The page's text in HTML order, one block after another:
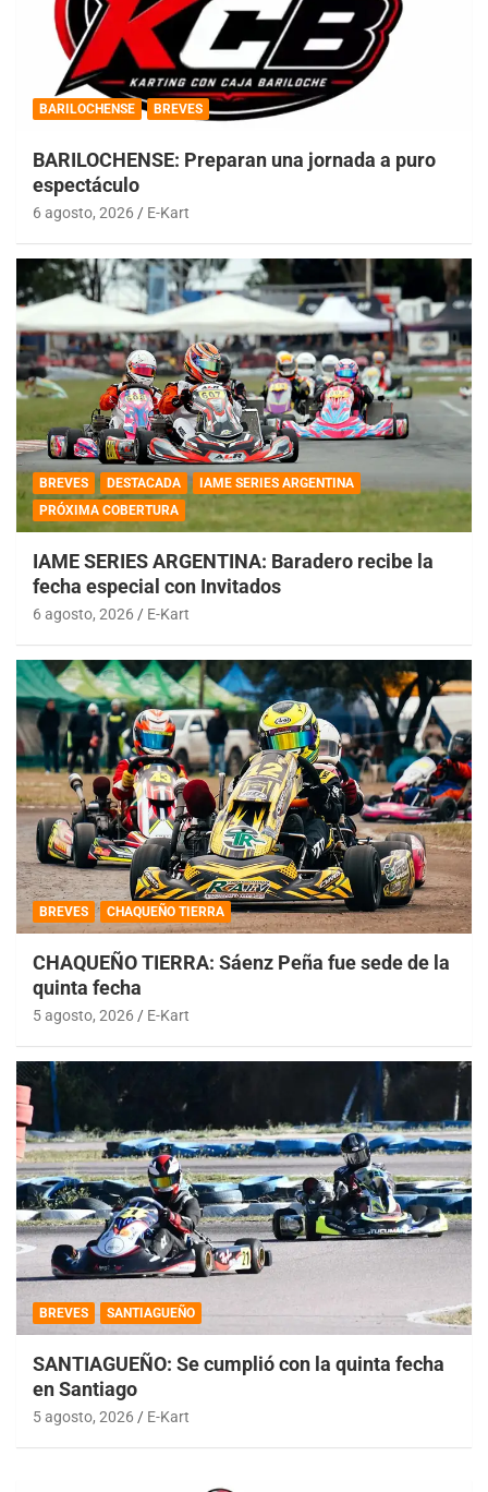
BARILOCHENSE BREVES
BARILOCHENSE: Preparan una jornada a puro
espectáculo
6 agosto, 2026 E-Kart
BREVES DESTACADA
IAME SERIES ARGENTINA
PRÓXIMA COBERTURA
IAME SERIES ARGENTINA: Baradero recibe la
fecha especial con Invitados
6 agosto, 2026 E-Kart
BREVES CHAQUEÑO TIERRA
CHAQUEÑO TIERRA: Sáenz Peña fue sede de la
quinta fecha
5 agosto, 2026 E-Kart
BREVES SANTIAGUEÑO
SANTIAGUEÑO: Se cumplió con la quinta fecha
en Santiago
5 agosto, 2026 E-Kart